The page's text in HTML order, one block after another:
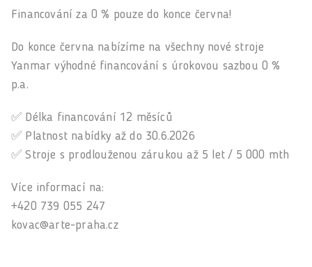
Financování za 0 % pouze do konce června!
Do konce června nabízíme na všechny nové stroje
Yanmar výhodné financování s úrokovou sazbou 0 %
p.a.
✅ Délka financování 12 měsíců
✅ Platnost nabídky až do 30.6.2026
✅ Stroje s prodlouženou zárukou až 5 let / 5 000 mth
Více informací na:
+420 739 055 247
kovac@arte-praha.cz